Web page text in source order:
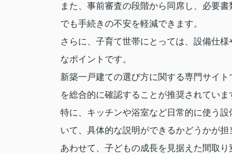
また、事前審査の段階から同席し、必要
でも手続きの不安を軽減できます。
さらに、子育て世帯にとっては、設備仕
なポイントです。
新築一戸建ての選び方に関する専門サイ
を総合的に確認することが推奨されていま
特に、キッチンや浴室など日常的に使う
いて、具体的な説明ができるかどうかが担
あわせて、子どもの成長を見据えた間取